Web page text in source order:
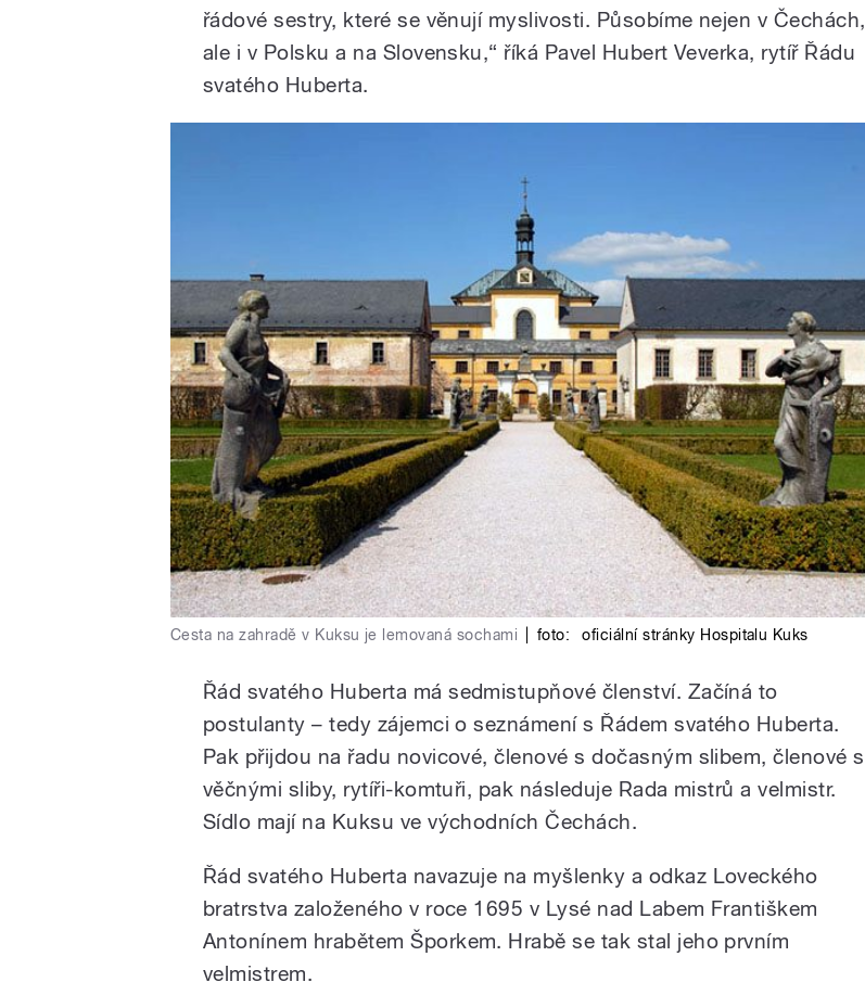
řádové sestry, které se věnují myslivosti. Působíme nejen v Čechách,
ale i v Polsku a na Slovensku,“ říká Pavel Hubert Veverka, rytíř Řádu
svatého Huberta.
Cesta na zahradě v Kuksu je lemovaná sochami foto: oficiální stránky Hospitalu Kuks
Řád svatého Huberta má sedmistupňové členství. Začíná to
postulanty – tedy zájemci o seznámení s Řádem svatého Huberta.
Pak přijdou na řadu novicové, členové s dočasným slibem, členové s
věčnými sliby, rytíři-komtuři, pak následuje Rada mistrů a velmistr.
Sídlo mají na Kuksu ve východních Čechách.
Řád svatého Huberta navazuje na myšlenky a odkaz Loveckého
bratrstva založeného v roce 1695 v Lysé nad Labem Františkem
Antonínem hrabětem Šporkem. Hrabě se tak stal jeho prvním
velmistrem.